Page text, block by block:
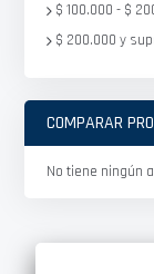
$ 100.000 - $
$ 200.000 y
COMPARAR
No tiene ningún